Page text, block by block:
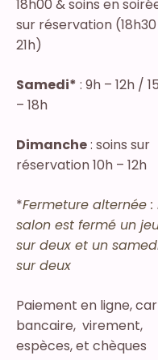
18h00 & soins en
sur réservation
21h)
Samedi* : 9h – 12h /
– 18h
Dimanche: soins sur
réservation 10h – 12h
*Fermeture alternée :
salon est fermé un
sur deux et un
sur deux
Paiement en ligne,
bancaire, virement,
espèces, et chèques